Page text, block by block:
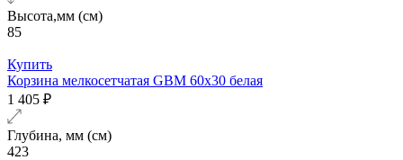
Высота,мм (см)
85
Купить
Корзина мелкосетчатая GBM 60х30 белая
1 405 ₽
Глубина, мм (см)
423